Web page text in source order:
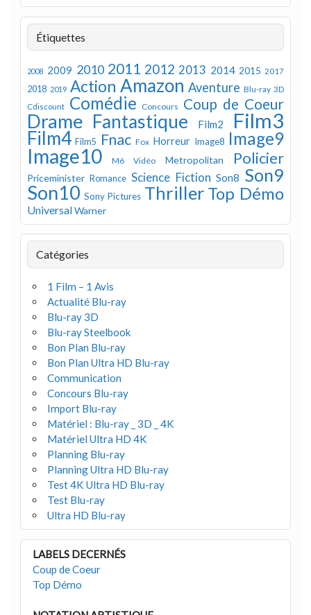
Étiquettes
2008 2009 2010 2011 2012 2013 2014 2015 2017
2018 2019 Action Amazon Aventure Blu-ray 3D
Cdiscount Comédie Concours Coup de Coeur
Drame Fantastique Film2 Film3
Film4 Film5 Fnac Fox Horreur Image8 Image9
Image10 M6 Vidéo Metropolitan Policier
Priceminister Romance Science Fiction Son8 Son9
Son10 Sony Pictures Thriller Top Démo
UniversalWarner
Catégories
1 Film – 1 Avis
Actualité Blu-ray
Blu-ray 3D
Blu-ray Steelbook
Bon Plan Blu-ray
Bon Plan Ultra HD Blu-ray
Communication
Concours Blu-ray
Import Blu-ray
Matériel : Blu-ray _ 3D _ 4K
Matériel Ultra HD 4K
Planning Blu-ray
Planning Ultra HD Blu-ray
Test 4K Ultra HD Blu-ray
Test Blu-ray
Ultra HD Blu-ray
LABELS DECERNÉS
Coup de Coeur
Top Démo